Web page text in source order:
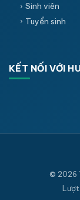
Sinh viên
Tuyển sinh
KẾT NỐI VỚI
© 2026
Lượt